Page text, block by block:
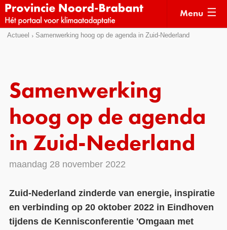
Sla
naar
menu
naar
pagina
Menu
Actueel Samenwerking hoog op de agenda in Zuid-Nederland
Samenwerking
hoog op de agenda
in Zuid-Nederland
maandag 28 november 2022
Zuid-Nederland zinderde van energie, inspiratie
en verbinding op 20 oktober 2022 in Eindhoven
tijdens de Kennisconferentie 'Omgaan met
Actueel
Klimaatverhalen
Kennisdossiers
Hulpmiddelen
Voorbeelden
Subsidies